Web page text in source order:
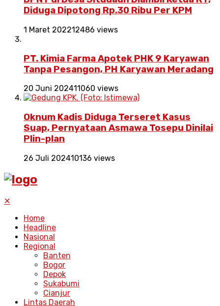
Diduga Dipotong Rp.30 Ribu Per KPM
1 Maret 202212486 views
PT. Kimia Farma Apotek PHK 9 Karyawan
Tanpa Pesangon, PH Karyawan Meradang
20 Juni 202411060 views
Oknum Kadis Diduga Terseret Kasus
Suap, Pernyataan Asmawa Tosepu Dinilai
Plin-plan
26 Juli 202410136 views
✕
Home
Headline
Nasional
Regional
Banten
Bogor
Depok
Sukabumi
Cianjur
Lintas Daerah